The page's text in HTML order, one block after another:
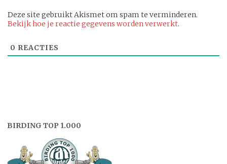
Deze site gebruikt Akismet om spam te verminderen.
Bekijk hoe je reactie gegevens worden verwerkt.
0 REACTIES
BIRDING TOP 1.000